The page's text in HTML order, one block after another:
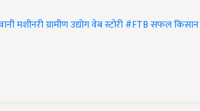
मशीनरीग्रामीण उद्योगवेब स्टोरी#FTBसफल किसान